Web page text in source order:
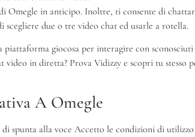
in anticipo. Inoltre, ti consente di
due o tre video chat ed usarle a rotella.
giocosa per interagire con
in diretta? Prova Vidizzy e scopri tu stesso
A Omegle
spunta alla voce Accetto le condizioni di